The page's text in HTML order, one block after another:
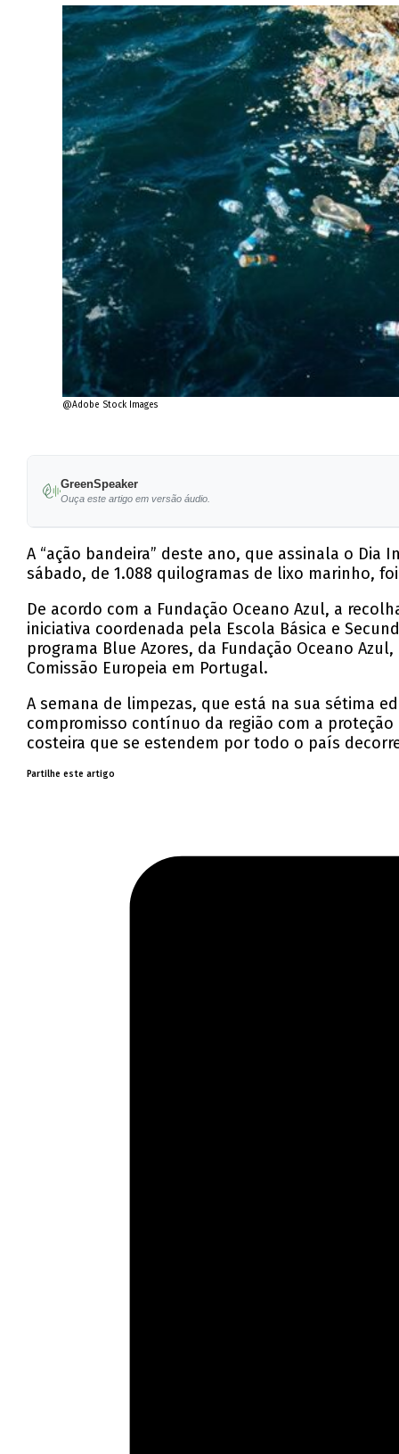
@Adobe Stock Images
GreenSpeaker
Ouça este artigo em versão áudio.
A “ação bandeira” deste ano, que assinala o
sábado, de 1.088 quilogramas de lixo marinho,
De acordo com a Fundação Oceano Azul, a
iniciativa coordenada pela Escola Básica e
programa Blue Azores, da Fundação Oceano
Comissão Europeia em Portugal.
A semana de limpezas, que está na sua sétima
compromisso contínuo da região com a
costeira que se estendem por todo o país
Partilhe este artigo